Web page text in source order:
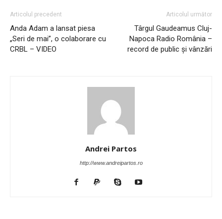
Articolul precedent
Anda Adam a lansat piesa
„Seri de mai”, o colaborare cu
CRBL – VIDEO
Articolul următor
Târgul Gaudeamus Cluj-
Napoca Radio România –
record de public şi vânzări
Andrei Partos
http://www.andreipartos.ro